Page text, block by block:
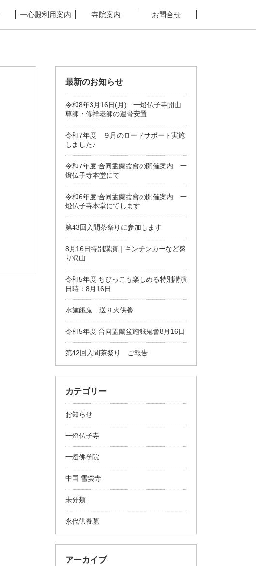
一心殿利用案内 寺院案内 お問合せ
最新のお知らせ
令和8年3月16日(月) 一燈仏子寺開山
尊師・修祥老師の遺骨安置
令和7年度 ９月のロードサポート実施
しました♪
令和7年度 合同盂蘭盆會の開催案内 一
燈仏子寺本堂にて
令和6年度 合同盂蘭盆會の開催案内 一
燈仏子寺本堂にてします
第43回入間茶祭りに参加します
8月16日特別講演｜キンチンカーなど盛
り沢山
令和5年度 ちびっこも楽しめる特別講演
日時：8月16日
水施餓鬼 送り火供養
令和5年度 合同盂蘭盆施餓鬼會8月16日
第42回入間茶祭り ご報告
カテゴリー
お知らせ
一燈仏子寺
一燈佛学院
中国 雪窦寺
未分類
永代供養墓
アーカイブ